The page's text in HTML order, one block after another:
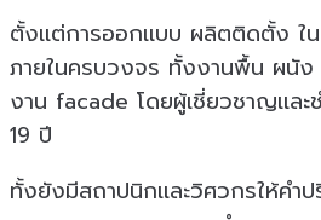
ตั้งเเต่การออกเเบบ ผลิตติดตั้ง ใ
ภายในครบวงจร ทั้งงานพื้น ผนัง
งาน facade โดยผู้เชี่ยวชาญเเล
19 ปี
ทั้งยังมีสถาปนิกเเละวิศวกรให้ค